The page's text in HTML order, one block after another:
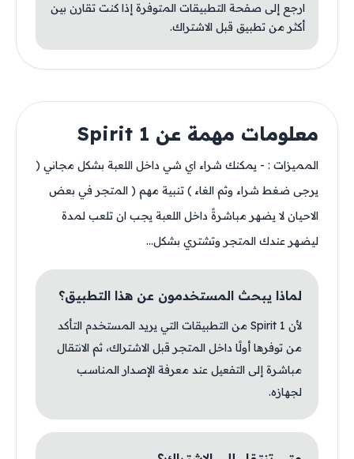
ارجع إلى صفحة التطبيقات المتوفرة إذا كنت تقارن بين
أكثر من تطبيق قبل الاشتراك.
معلومات مهمة عن Spirit 1
المميزات : - يمكنك شراء اي شي داخل اللعبة بشكل مجاني (
يرجى ضغط شراء وثم الغاء ) تنبية مهم ( المتجر في بعض
الاحيان لا يضهر مباشرةً داخل اللعبة يجب ان تلعب لمدة
ليضهر عندك المتجر وتشتري بشكل...
لماذا يبحث المستخدمون عن هذا التطبيق؟
لأن Spirit 1 من التطبيقات التي يريد المستخدم التأكد
من توفرها أولًا داخل المتجر قبل الاشتراك، ثم الانتقال
مباشرة إلى التفعيل عند معرفة الإصدار المناسب
لجهازه.